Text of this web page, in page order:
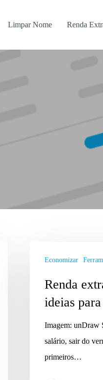
Limpar Nome Renda
Economizar
Renda
ideias
Imagem: unDraw
salário, sair do
primeiros…